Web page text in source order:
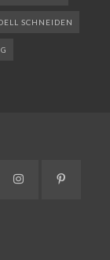
SCHNEIDEN
Instagram